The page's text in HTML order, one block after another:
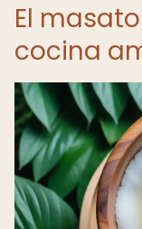
El
cocina